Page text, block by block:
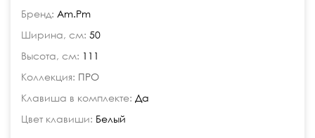
Бренд: Am.Pm
Ширина, см: 50
Высота, см: 111
Коллекция: ПРО
Клавиша в комплекте: Да
Цвет клавиши: Белый